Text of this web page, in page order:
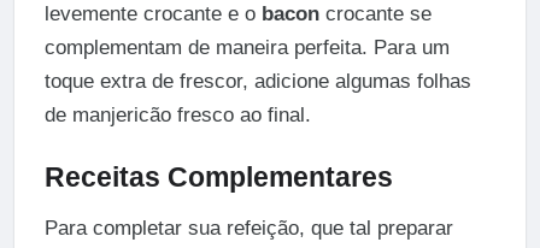
levemente crocante e o baconcrocante se
complementam de maneira perfeita. Para um
toque extra de frescor, adicione algumas folhas
de manjericão fresco ao final.
Receitas Complementares
Para completar sua refeição, que tal preparar